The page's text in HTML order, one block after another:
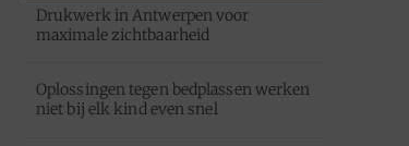
Drukwerk in Antwerpen voor
maximale zichtbaarheid
Oplossingen tegen bedplassen werken
niet bij elk kind even snel